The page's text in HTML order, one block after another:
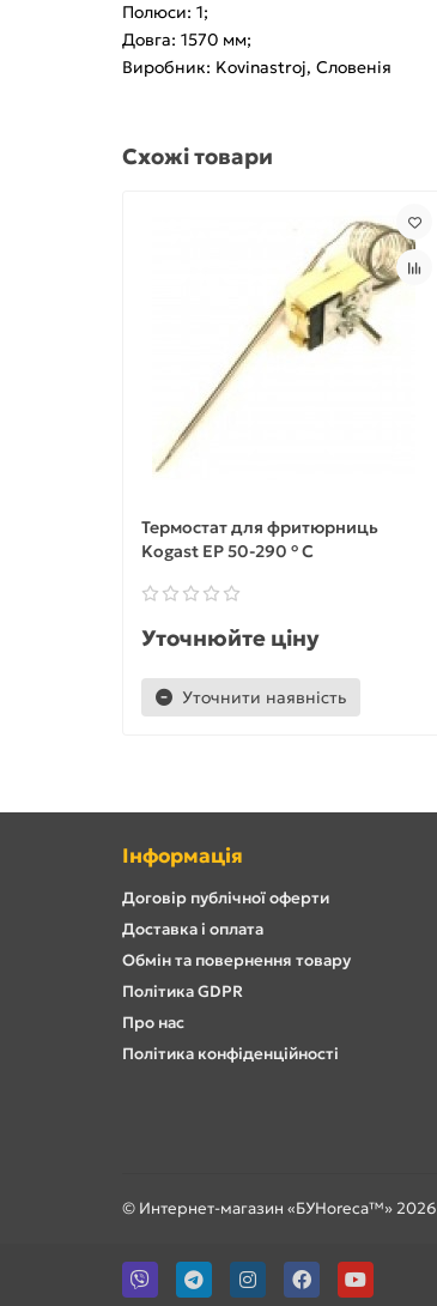
Полюси: 1;
Довга: 1570 мм;
Виробник: Kovinastroj, Словенія
Схожі товари
Термостат для фритюрниць
Kogast EP 50-290 ° C
Уточнюйте ціну
Уточнити наявність
Інформація
Договір публічної оферти
Доставка і оплата
Обмін та повернення товару
Політика GDPR
Про нас
Політика конфіденційності
© Интернет-магазин «БУHoreca™» 2026